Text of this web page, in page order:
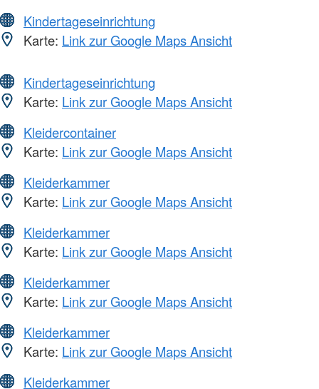
Kindertageseinrichtung
Karte: Link zur Google Maps Ansicht
Kindertageseinrichtung
Karte: Link zur Google Maps Ansicht
Kleidercontainer
Karte: Link zur Google Maps Ansicht
Kleiderkammer
Karte: Link zur Google Maps Ansicht
Kleiderkammer
Karte: Link zur Google Maps Ansicht
Kleiderkammer
Karte: Link zur Google Maps Ansicht
Kleiderkammer
Karte: Link zur Google Maps Ansicht
Kleiderkammer